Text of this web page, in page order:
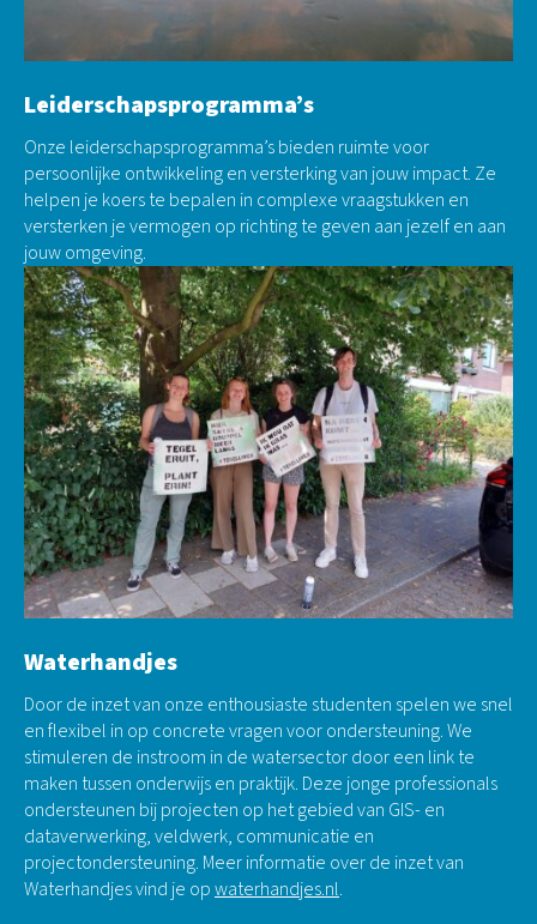
Leiderschapsprogramma’s
Onze leiderschapsprogramma’s bieden ruimte voor
persoonlijke ontwikkeling en versterking van jouw impact. Ze
helpen je koers te bepalen in complexe vraagstukken en
versterken je vermogen op richting te geven aan jezelf en aan
jouw omgeving.
Waterhandjes
Door de inzet van onze enthousiaste studenten spelen we snel
en flexibel in op concrete vragen voor ondersteuning. We
stimuleren de instroom in de watersector door een link te
maken tussen onderwijs en praktijk. Deze jonge professionals
ondersteunen bij projecten op het gebied van GIS- en
dataverwerking, veldwerk, communicatie en
projectondersteuning. Meer informatie over de inzet van
Waterhandjes vind je opwaterhandjes.nl.